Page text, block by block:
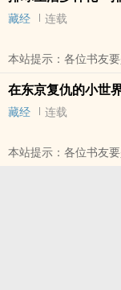
藏经 连载
本站提示：各位书友
在东京复仇的小世
藏经 连载
本站提示：各位书友